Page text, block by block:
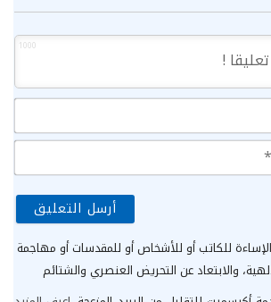
1000
للكاتب أو للأشخاص أو للمقدسات أو مهاجمة
والابتعاد عن التحريض العنصري والشتائم